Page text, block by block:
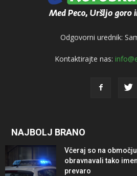
Odgovorni urednik:
Kontaktirajte nas:
NAJBOLJ BRANO
Včeraj so na
obravnavali tako
prevaro